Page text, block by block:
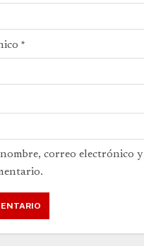
*
correo electrónico